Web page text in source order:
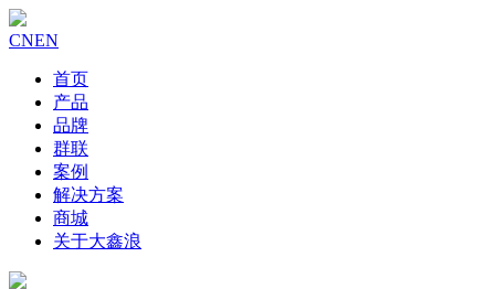
CNEN
首页
产品
品牌
群联
案例
解决方案
商城
关于大鑫浪